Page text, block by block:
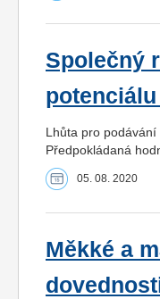
Společný
Lhůta pro
Předpokládaná
05. 08. 2020
Měkké a